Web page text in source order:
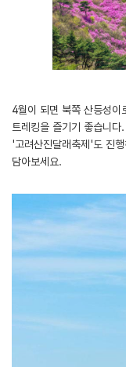
4월이 되면 북쪽 산등성이
트레킹을 즐기기 좋습니
'고려산진달래축제'도 진
담아보세요.